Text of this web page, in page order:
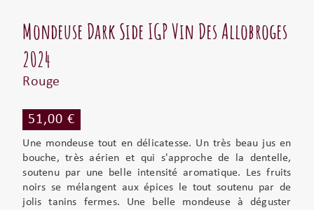
Mondeuse Dark Side IGP Vin Des Allobroges
2024
Rouge
51,00 €
Une mondeuse tout en délicatesse. Un très beau jus en
bouche, très aérien et qui s'approche de la dentelle,
soutenu par une belle intensité aromatique. Les fruits
noirs se mélangent aux épices le tout soutenu par de
jolis tanins fermes. Une belle mondeuse à déguster